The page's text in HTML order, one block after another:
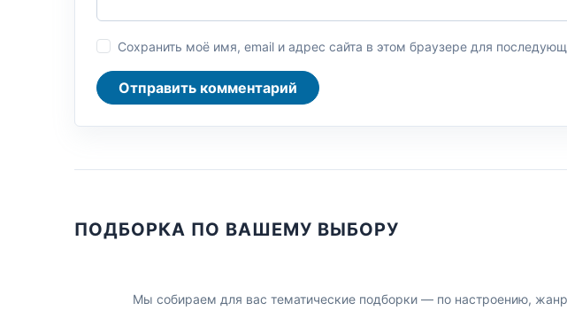
Сохранить моё имя, email и адрес сайта в этом браузере для
Отправить комментарий
ПОДБОРКА ПО ВАШЕМУ ВЫБОРУ
Мы собираем для вас тематические подборки — по настроению,